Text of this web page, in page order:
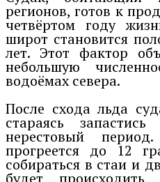
регионов, готов к
четвёртом году
широт становится
лет. Этот фактор
небольшую
водоёмах севера.
После схода льда
стараясь
нерестовый
прогреется до 12
собираться в стаи и